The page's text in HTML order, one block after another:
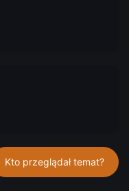
Kto przeglądał temat?